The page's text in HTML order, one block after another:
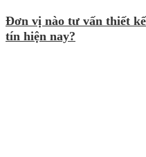
Đơn vị nào tư vấn thiết
tín hiện nay?